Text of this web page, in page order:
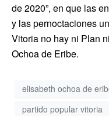
de 2020”, en que las
y las pernoctaciones
Vitoria no hay ni Plan
Ochoa de Eribe.
elisabeth ochoa de
partido popular vitoria